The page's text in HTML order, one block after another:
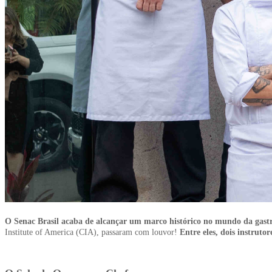
O Senac Brasil acaba de alcançar um marco histórico no mundo da
Institute of America (CIA), passaram com louvor! Entre eles, dois